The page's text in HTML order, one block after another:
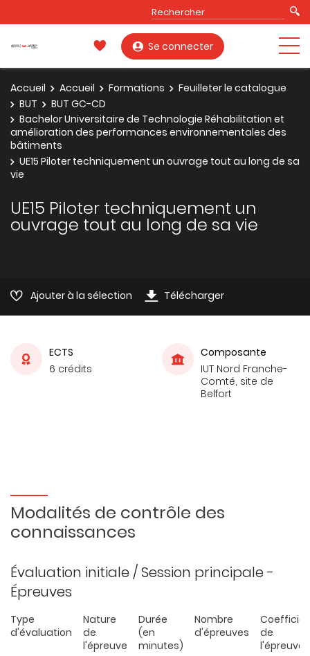
Se connecter
Accueil Accueil Formations
Feuilleter le catalogue
BUT
BUT GC-CD
Bachelor Universitaire de Technologie Réhabilitation et
amélioration des performances environnementales des
bâtiments
UE15 Piloter techniquement un ouvrage tout au long de sa
vie
UE15 Piloter techniquement un
ouvrage tout au long de sa vie
Ajouter à la sélection Télécharger
ECTS
6 crédits
Composante
IUT Nord Franche-
Comté, site de
Belfort
Modalités de contrôle des
connaissances
Évaluation initiale / Session principale -
Épreuves
Type
d'évaluation
Nature
de
l'épreuve
Durée
(en
minutes)
Nombre
d'épreuves
de
l'épreuve